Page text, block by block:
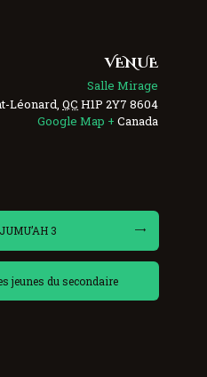
VENUE
Salle Mirage
8604 boulevard Langelier
Léonard, QC H1P 2Y7
Canada
+ Google Map
JUMU’AH 3- بالعربية
jeunes du secondaire